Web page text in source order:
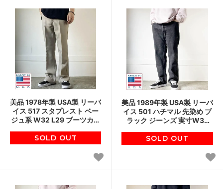
美品 1978年製 USA製 リーバ
イス 517 スタプレスト ベー
ジュ系 W32 L29 ブーツカッ
ビンテージ D152
SOLD OUT
美品 1989年製 USA製 リーバ
イス 501 ハチマル 先染め ブ
ラック ジーンズ 実寸W34
ンテージ D151
SOLD OUT